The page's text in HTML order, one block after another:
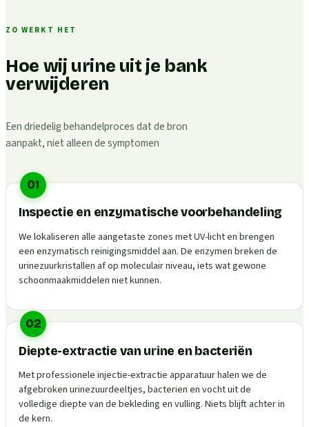
ZO WERKT HET
Hoe wij urine uit je bank
verwijderen
Een driedelig behandelproces dat de bron
aanpakt, niet alleen de symptomen
01
Inspectie en enzymatische voorbehandeling
We lokaliseren alle aangetaste zones met UV-licht en brengen
een enzymatisch reinigingsmiddel aan. De enzymen breken de
urinezuurkristallen af op moleculair niveau, iets wat gewone
schoonmaakmiddelen niet kunnen.
02
Diepte-extractie van urine en bacteriën
Met professionele injectie-extractie apparatuur halen we de
afgebroken urinezuurdeeltjes, bacterien en vocht uit de
volledige diepte van de bekleding en vulling. Niets blijft achter in
de kern.